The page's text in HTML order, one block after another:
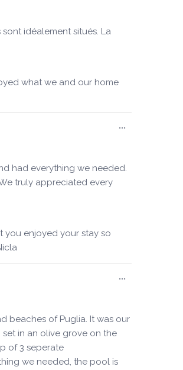
idéalement situés. La
what we and our home
had everything we needed.
truly appreciated every
you enjoyed your stay so
...
beaches of Puglia. It was our
in an olive grove on the
of 3 seperate
we needed, the pool is
...
méta.